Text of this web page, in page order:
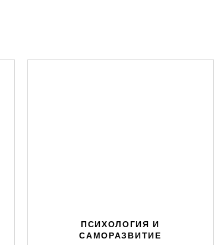
ПСИХОЛОГИЯ И
САМОРАЗВИТИЕ